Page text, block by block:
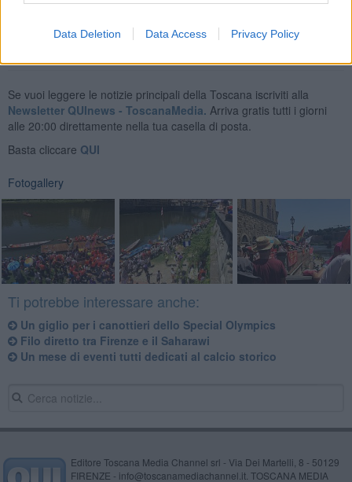
Data Deletion Data Access Privacy Policy
Se vuoi leggere le notizie principali della Toscana iscriviti alla
Newsletter QUInews - ToscanaMedia. Arriva gratis tutti i giorni
alle 20:00 direttamente nella tua casella di posta.
Basta cliccare QUI
Fotogallery
Ti potrebbe interessare anche:
Un giglio per i canottieri dello Special Olympics
Filo diretto tra Firenze e il Saharawi
Un mese di eventi tutti dedicati al calcio storico
Editore Toscana Media Channel srl - Via Dei Martelli, 8 - 50129
FIRENZE - info@toscanamediachannel.it. TOSCANA MEDIA